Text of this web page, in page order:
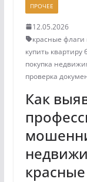
ПРОЧЕЕ
12.05.2026
красные флаги
купить квартиру
покупка
проверка
Как